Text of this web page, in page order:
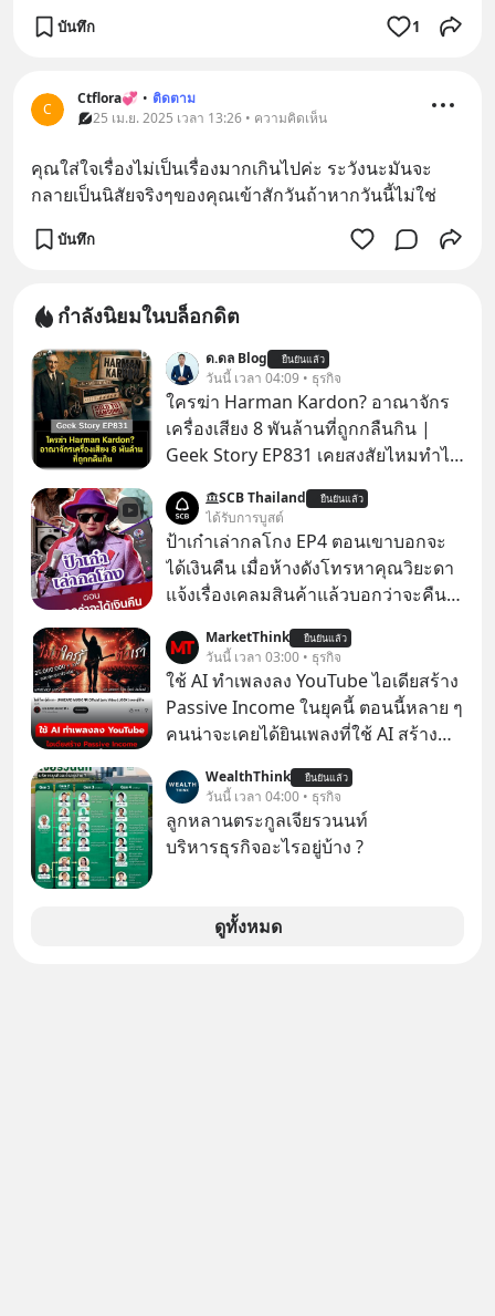
บันทึก 1
C
Ctflora💞 • ติดตาม
25 เม.ย. 2025 เวลา 13:26 • ความคิดเห็น
คุณใส่ใจเรื่องไม่เป็นเรื่องมากเกินไปค่ะ ระวังนะมันจะ
กลายเป็นนิสัยจริงๆของคุณเข้าสักวันถ้าหากวันนี้ไม่ใช่
บันทึก
กำลังนิยมในบล็อกดิต
ด.ดล Blog ยืนยันแล้ว
วันนี้ เวลา 04:09 • ธุรกิจ
ใครฆ่า Harman Kardon? อาณาจักร
เครื่องเสียง 8 พันล้านที่ถูกกลืนกิน |
Geek Story EP831 เคยสงสัยไหมทำไม
กล่องมือถือ? หรือลำโพง JBL ถึงวางขาย
เกลื่อนตามห้างทั่วไป? ทั้งที่จริง ๆ แล้ว
ชื่อเหล่านี้คือ “ตำนาน” ระดับเทพที่นัก
เล่นเครื่องเสียงยุคก่อนยอมจ่ายเงินหลัก
แมสนี้ มีโศกนาฏกรรมของโลกธุรกิจ
ซ่อนอยู่ อาณาจักรเครื่องเสียงที่ยิ่งใหญ่
ที่สุดบนโลก ถูกกว้านซื้อไปด้วยมูลค่า 8
พันล้านดอลลาร์โดย Samsung และสิ่ง
ที่เจ็บปวดที่สุดคือ ยักษ์ใหญ่จาก
เกาหลีใต้ไม่ได้ซื้อเพราะหลงใหลใน
เสียงเพลง แต่ซื้อเพื่อเป็นทางลัดเอา
เทคโนโลยีไปใส่ในหน้าปัดรถยนต์
อัจฉริยะ จากจุดสูงสุดของศิลปะแห่ง
บริษัทอื่น เลือกฟังกันได้เลยนะครับ อย่า
SCB Thailand ยืนยันแล้ว
ได้รับการบูสต์
ป้าเก๋าเล่ากลโกง EP4 ตอนเขาบอกจะ
ได้เงินคืน เมื่อห้างดังโทรหาคุณวิยะดา
แจ้งเรื่องเคลมสินค้าแล้วบอกว่าจะคืน
เรื่องจ้อจี้ หาคำตอบได้ที่ “ป้าเก๋าเล่ากล
โกง” EP4 ตอน “เขาบอกว่าจะได้เงิน
คืน” #ป้าเก๋าเล่ากลโกง #แก้เกมกลโกง
#อยู่อย่างยั่งยืน #Cybersecurity #เตือน
MarketThink ยืนยันแล้ว
วันนี้ เวลา 03:00 • ธุรกิจ
ใช้ AI ทำเพลงลง YouTube ไอเดียสร้าง
Passive Income ในยุคนี้ ตอนนี้หลาย ๆ
คนน่าจะเคยได้ยินเพลงที่ใช้ AI สร้าง
รู้ตัวเรา” จากช่องชื่อว่า UNHEARD
MUSIC ที่ตอนนี้มียอดรับชมกว่า 26
ล้านครั้งแล้ว
WealthThink ยืนยันแล้ว
วันนี้ เวลา 04:00 • ธุรกิจ
ลูกหลานตระกูลเจียรวนนท์
บริหารธุรกิจอะไรอยู่บ้าง ?
ดูทั้งหมด